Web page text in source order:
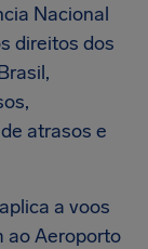
Nacional
direitos dos
atrasos e
a voos
ao Aeroporto